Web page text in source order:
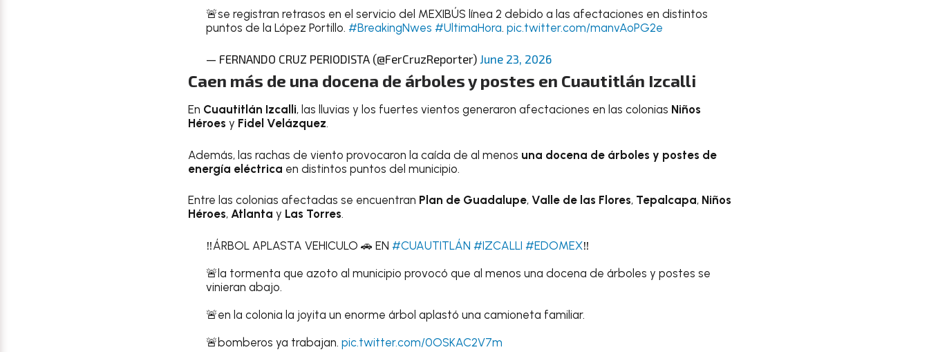
🚨se registran retrasos en el servicio del MEXIBÚS línea 2 debido a las afectaciones en distintos
puntos de la López Portillo. #BreakingNwes #UltimaHora. pic.twitter.com/manvAoPG2e
— FERNANDO CRUZ PERIODISTA (@FerCruzReporter) June 23, 2026
Caen más de una docena de árboles y postes en Cuautitlán Izcalli
En Cuautitlán Izcalli, las lluvias y los fuertes vientos generaron afectaciones en las colonias Niños
Héroes y Fidel Velázquez.
Además, las rachas de viento provocaron la caída de al menos una docena de árboles y postes de
energía eléctrica en distintos puntos del municipio.
Entre las colonias afectadas se encuentran Plan de Guadalupe, Valle de las Flores, Tepalcapa, Niños
Héroes, Atlanta y Las Torres.
‼️ÁRBOL APLASTA VEHICULO 🚗 EN #CUAUTITLÁN #IZCALLI #EDOMEX‼️
🚨la tormenta que azoto al municipio provocó que al menos una docena de árboles y postes se
vinieran abajo.
🚨en la colonia la joyita un enorme árbol aplastó una camioneta familiar.
🚨bomberos ya trabajan. pic.twitter.com/0OSKAC2V7m